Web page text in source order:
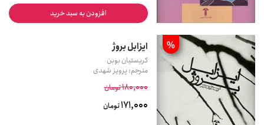
افزودن به سبد خرید
% ایزابل بروژ
کریستیان بوبن
مترجم: پرویز شهدی
180,000تومان
171,000تومان